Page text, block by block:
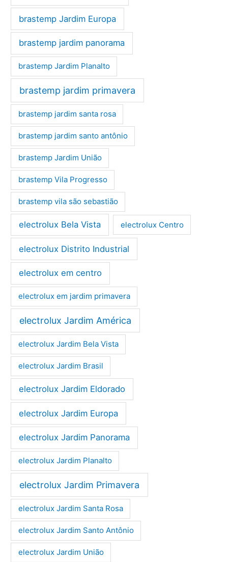
brastemp Jardim Europa
brastemp jardim panorama
brastemp Jardim Planalto
brastemp jardim primavera
brastemp jardim santa rosa
brastemp jardim santo antônio
brastemp Jardim União
brastemp Vila Progresso
brastemp vila são sebastião
electrolux Bela Vista electrolux Centro
electrolux Distrito Industrial
electrolux em centro
electrolux em jardim primavera
electrolux Jardim América
electrolux Jardim Bela Vista
electrolux Jardim Brasil
electrolux Jardim Eldorado
electrolux Jardim Europa
electrolux Jardim Panorama
electrolux Jardim Planalto
electrolux Jardim Primavera
electrolux Jardim Santa Rosa
electrolux Jardim Santo Antônio
electrolux Jardim União